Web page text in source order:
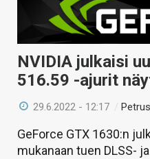
NVIDIA julkaisi
516.59 -ajurit
29.6.2022 - 12:17 /
GeForce GTX 1630:n
mukanaan tuen DLSS- ja